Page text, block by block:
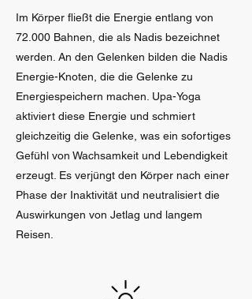
Im Körper fließt die Energie entlang von
72.000 Bahnen, die als Nadis bezeichnet
werden. An den Gelenken bilden die Nadis
Energie-Knoten, die die Gelenke zu
Energiespeichern machen. Upa-Yoga
aktiviert diese Energie und schmiert
gleichzeitig die Gelenke, was ein sofortiges
Gefühl von Wachsamkeit und Lebendigkeit
erzeugt. Es verjüngt den Körper nach einer
Phase der Inaktivität und neutralisiert die
Auswirkungen von Jetlag und langem
Reisen.